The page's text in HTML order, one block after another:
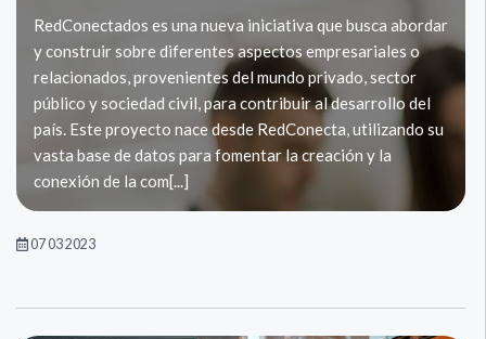
RedConectados es una nueva iniciativa que busca abordar
y construir sobre diferentes aspectos empresariales o
relacionados, provenientes del mundo privado, sector
público y sociedad civil, para contribuir al desarrollo del
país. Este proyecto nace desde RedConecta, utilizando su
vasta base de datos para fomentar la creación y la
conexión de la com[...]
07 03 2023